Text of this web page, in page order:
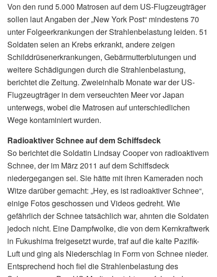
Von den rund 5.000 Matrosen auf dem US-Flugzeugträger
sollen laut Angaben der „New York Post“ mindestens 70
unter Folgeerkrankungen der Strahlenbelastung leiden. 51
Soldaten seien an Krebs erkrankt, andere zeigen
Schilddrüsenerkrankungen, Gebärmutterblutungen und
weitere Schädigungen durch die Strahlenbelastung,
berichtet die Zeitung. Zweieinhalb Monate war der US-
Flugzeugträger in dem verseuchten Meer vor Japan
unterwegs, wobei die Matrosen auf unterschiedlichen
Wege kontaminiert wurden.
Radioaktiver Schnee auf dem Schiffsdeck
So berichtet die Soldatin Lindsay Cooper von radioaktivem
Schnee, der im März 2011 auf dem Schiffsdeck
niedergegangen sei. Sie hätte mit ihren Kameraden noch
Witze darüber gemacht: „Hey, es ist radioaktiver Schnee“,
einige Fotos geschossen und Videos gedreht. Wie
gefährlich der Schnee tatsächlich war, ahnten die Soldaten
jedoch nicht. Eine Dampfwolke, die von dem Kernkraftwerk
in Fukushima freigesetzt wurde, traf auf die kalte Pazifik-
Luft und ging als Niederschlag in Form von Schnee nieder.
Entsprechend hoch fiel die Strahlenbelastung des